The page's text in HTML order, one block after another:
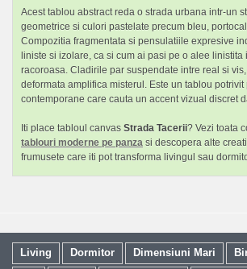
Acest tablou abstract reda o strada urbana intr-un
geometrice si culori pastelate precum bleu,
Compozitia fragmentata si pensulatiile expresive
liniste si izolare, ca si cum ai pasi pe o alee linistita
racoroasa. Cladirile par suspendate intre real si
deformata amplifica misterul. Este un tablou potrivit
contemporane care cauta un accent vizual discret
Iti place tabloul canvas Strada Tacerii? Vezi toata
tablouri moderne pe panza si descopera alte
frumusete care iti pot transforma livingul sau
Living Dormitor Dimensiuni Mari